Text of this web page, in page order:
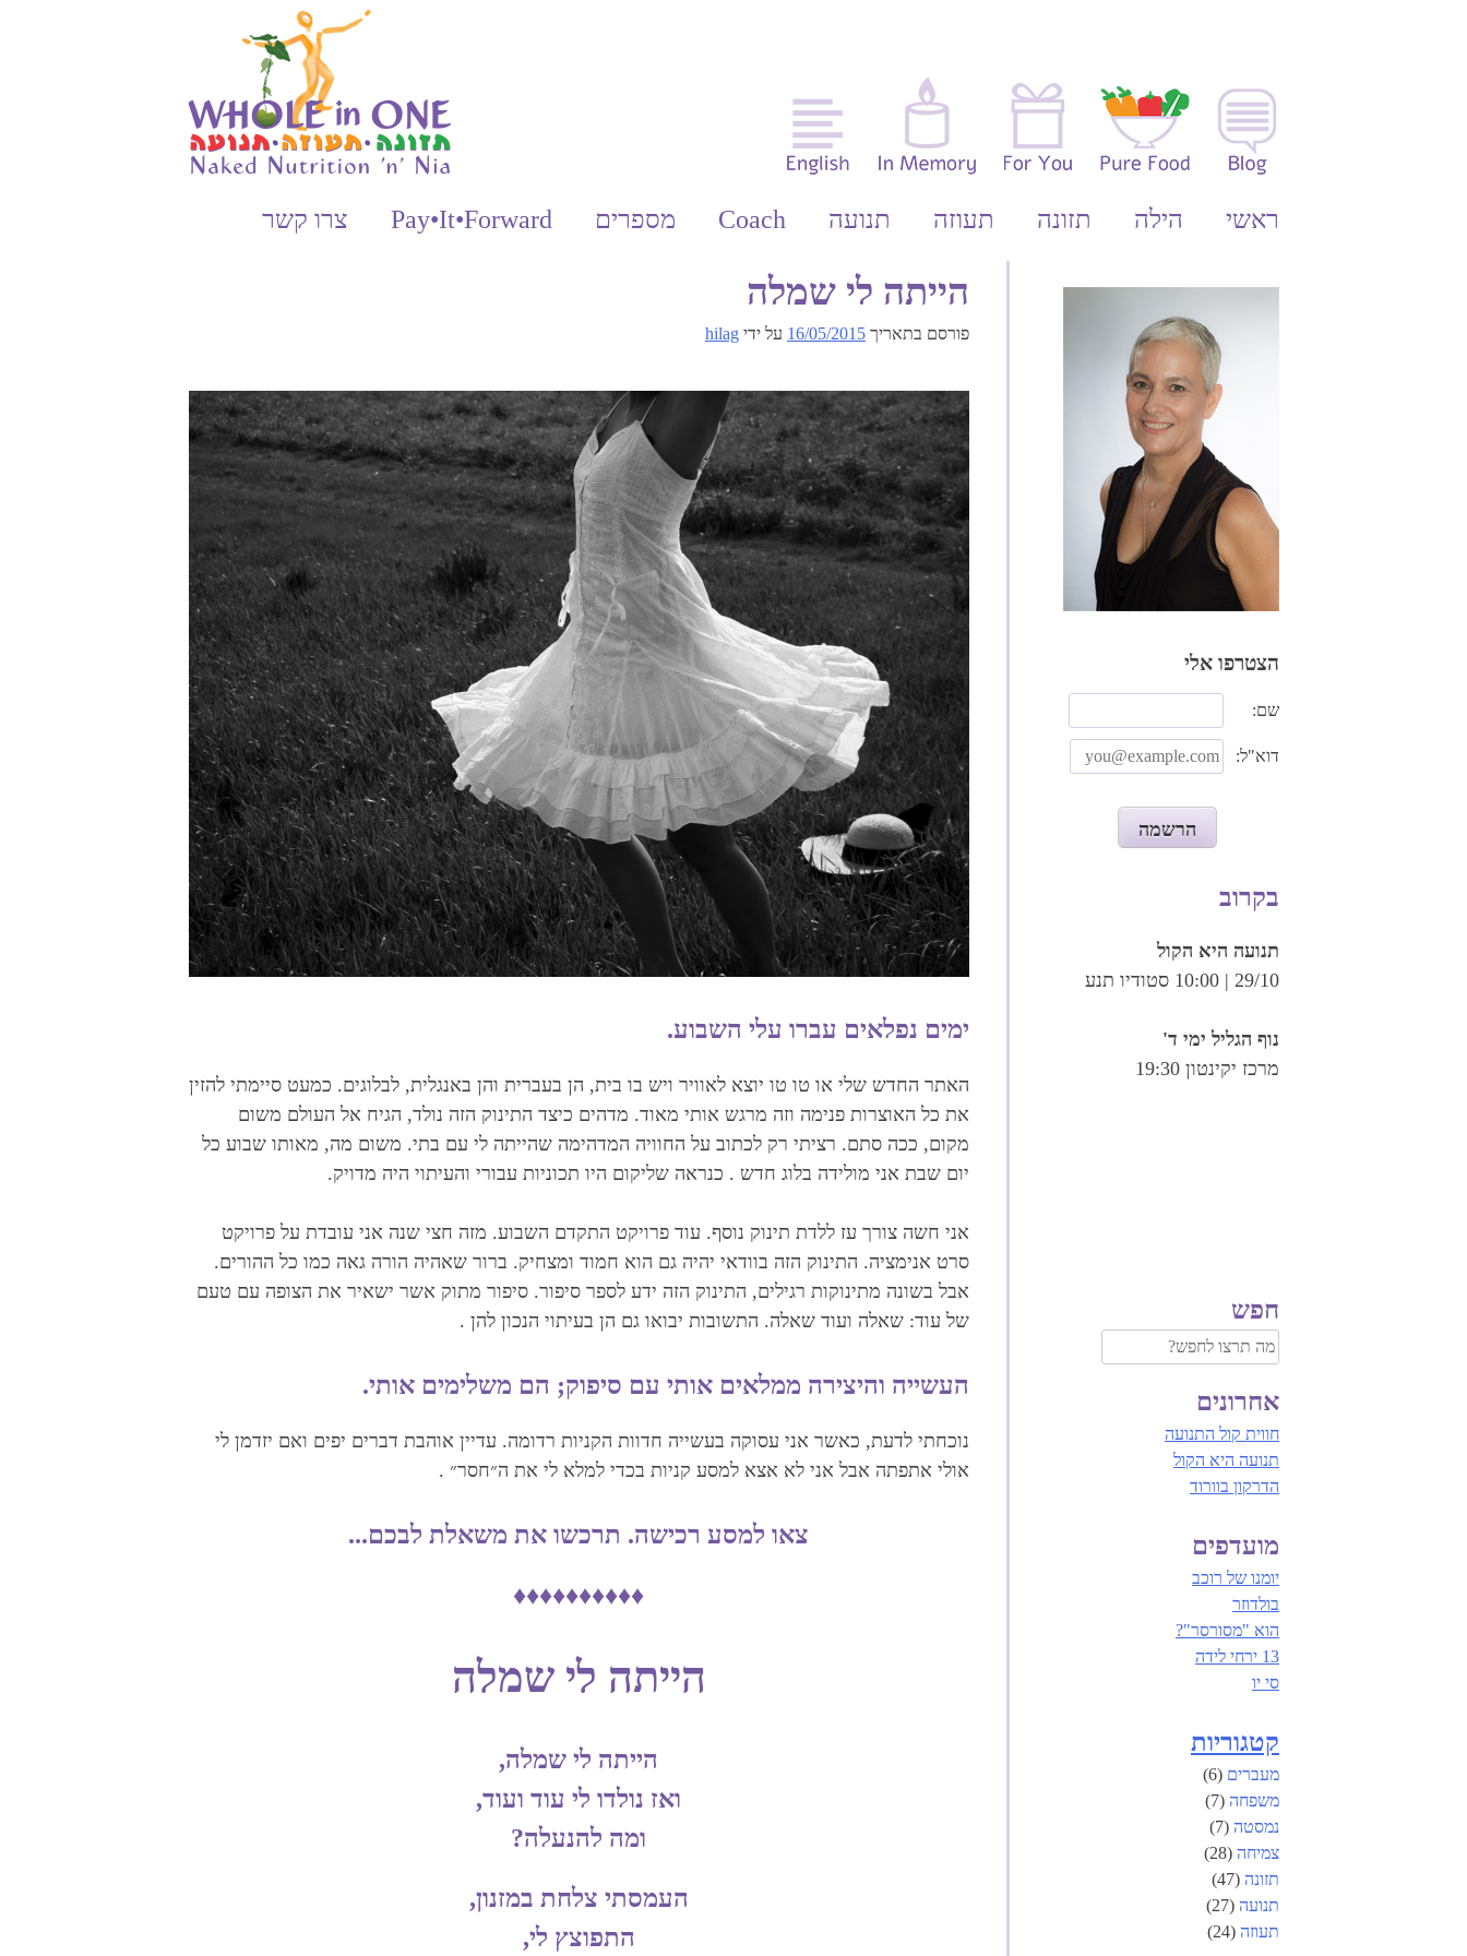
ראשי הילה תזונה תעוזה תנועה Coach מספרים Pay•It•Forward צרו קשר
הייתה לי שמלה
פורסם בתאריך 16/05/2015 על ידי hilag
ימים נפלאים עברו עלי השבוע.
האתר החדש שלי או טו טו יוצא לאוויר ויש בו בית, הן בעברית והן ‏באנגלית, לבלוגים. כמעט סיימתי להזין
את כל האוצרות פנימה וזה מרגש אותי מאוד. מדהים כיצד התינוק ‏הזה נולד, הגיח אל העולם משום
מקום, ככה סתם. רציתי רק לכתוב על החוויה המדהימה שהייתה לי עם ‏בתי. משום מה, מאותו שבוע כל
יום שבת אני מולידה בלוג חדש . כנראה שליקום היו תכוניות עבורי ‏והעיתוי היה מדויק‎.‎
אני חשה צורך עז ללדת תינוק נוסף. עוד פרויקט התקדם השבוע. מזה חצי שנה אני עובדת על פרויקט
‏סרט אנימציה. התינוק הזה בוודאי יהיה גם הוא חמוד ומצחיק. ברור שאהיה הורה גאה כמו כל ההורים.
‏אבל בשונה מתינוקות רגילים, התינוק הזה ידע לספר סיפור. סיפור מתוק אשר ישאיר את הצופה עם טעם
‏של עוד: שאלה ועוד שאלה. התשובות יבואו גם הן בעיתוי הנכון להן‎. ‎
העשייה והיצירה ממלאים אותי עם סיפוק; הם משלימים אותי‎.‎
נוכחתי לדעת, כאשר אני עסוקה בעשייה חדוות הקניות רדומה. עדיין אוהבת דברים יפים ואם יזדמן לי
‏אולי אתפתה אבל אני לא אצא למסע קניות בכדי למלא לי את ה״חסר״‎. ‎
צאו למסע רכישה. תרכשו את משאלת לבכם.‏..
♦♦♦♦♦♦♦♦♦♦
הייתה לי שמלה
הייתה לי שמלה,
ואז נולדו לי עוד ועוד,
ומה להנעלה?
העמסתי צלחת במזנון,
התפוצץ לי,
הצטרפו אלי
שם:
דוא"ל:
בקרוב
תנועה היא הקול
29/10 | 10:00 סטודיו תנע
נוף הגליל ימי ד'
מרכז יקינטון 19:30
חפש
אחרונים
חווית קול התנועה
תנועה היא הקול
הדרקון בוורוד
מועדפים
יומנו של רוכב
בולדוזר
הוא "מסורסר"?‏
13 ירחי לידה
סי יו
קטגוריות
מעברים (6)
משפחה (7)
נמסטה (7)
צמיחה (28)
תזונה (47)
תנועה (27)
תעוזה (24)